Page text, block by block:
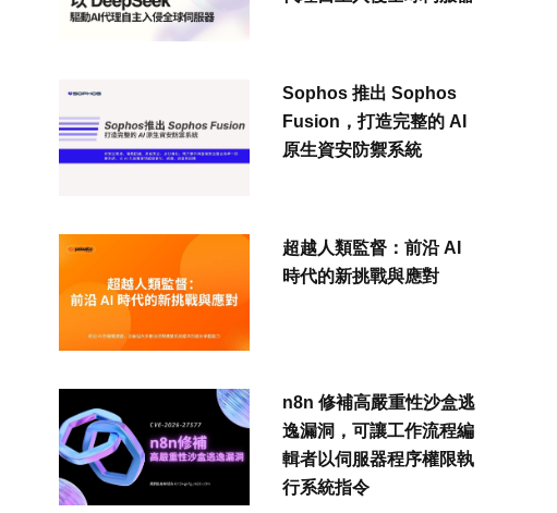
Sophos 推出 Sophos
Fusion，打造完整的 AI
原生資安防禦系統
超越人類監督：前沿 AI
時代的新挑戰與應對
n8n 修補高嚴重性沙盒逃
逸漏洞，可讓工作流程編
輯者以伺服器程序權限執
行系統指令